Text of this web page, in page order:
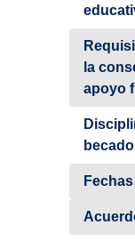
la
apoyo
Fechas